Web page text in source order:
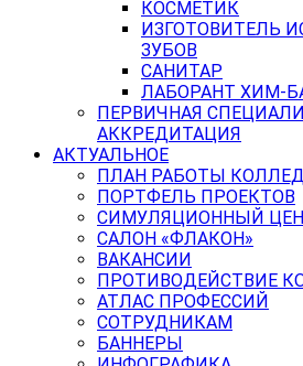
КОСМЕТИК
ИЗГОТОВИТЕЛЬ
ЗУБОВ
САНИТАР
ЛАБОРАНТ ХИМ-
ПЕРВИЧНАЯ
АККРЕДИТАЦИЯ
АКТУАЛЬНОЕ
ПЛАН РАБОТЫ
ПОРТФЕЛЬ ПРОЕКТОВ
СИМУЛЯЦИОННЫЙ
САЛОН «ФЛАКОН»
ВАКАНСИИ
ПРОТИВОДЕЙСТВИЕ
АТЛАС ПРОФЕССИЙ
СОТРУДНИКАМ
БАННЕРЫ